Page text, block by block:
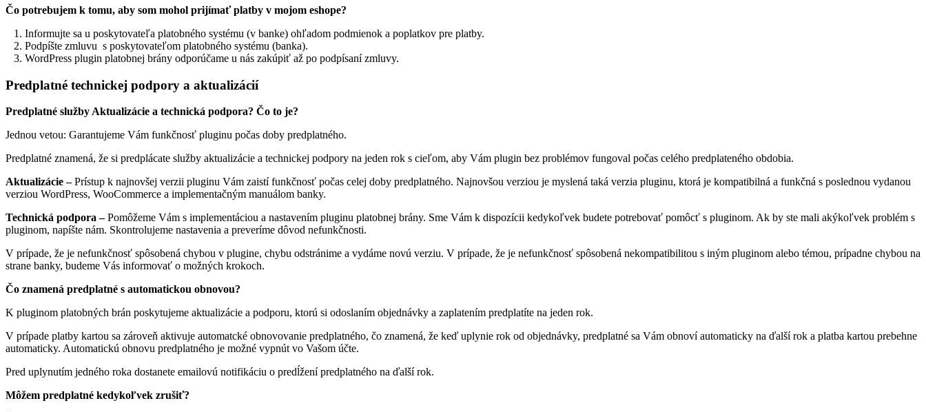
Čo potrebujem k tomu, aby som mohol prijímať platby v mojom eshope?
Informujte sa u poskytovateľa platobného systému (v banke) ohľadom podmienok a poplatkov pre platby.
Podpíšte zmluvu s poskytovateľom platobného systému (banka).
WordPress plugin platobnej brány odporúčame u nás zakúpiť až po podpísaní zmluvy.
Predplatné technickej podpory a aktualizácií
Predplatné služby Aktualizácie a technická podpora? Čo to je?
Jednou vetou: Garantujeme Vám funkčnosť pluginu počas doby predplatného.
Predplatné znamená, že si predplácate služby aktualizácie a technickej podpory na jeden rok s cieľom, aby Vám plugin bez problémov fungoval počas celého predplateného obdobia.
Aktualizácie –Prístup k najnovšej verzii pluginu Vám zaistí funkčnosť počas celej doby predplatného. Najnovšou verziou je myslená taká verzia pluginu, ktorá je kompatibilná a funkčná s poslednou vydanou
verziou WordPress, WooCommerce a implementačným manuálom banky.
Technická podpora –Pomôžeme Vám s implementáciou a nastavením pluginu platobnej brány. Sme Vám k dispozícii kedykoľvek budete potrebovať pomôcť s pluginom. Ak by ste mali akýkoľvek problém s
pluginom, napíšte nám. Skontrolujeme nastavenia a preveríme dôvod nefunkčnosti.
V prípade, že je nefunkčnosť spôsobená chybou v plugine, chybu odstránime a vydáme novú verziu. V prípade, že je nefunkčnosť spôsobená nekompatibilitou s iným pluginom alebo témou, prípadne chybou na
strane banky, budeme Vás informovať o možných krokoch.
Čo znamená predplatné s automatickou obnovou?
K pluginom platobných brán poskytujeme aktualizácie a podporu, ktorú si odoslaním objednávky a zaplatením predplatíte na jeden rok.
V prípade platby kartou sa zároveň aktivuje automatcké obnovovanie predplatného, čo znamená, že keď uplynie rok od objednávky, predplatné sa Vám obnoví automaticky na ďalší rok a platba kartou prebehne
automaticky. Automatickú obnovu predplatného je možné vypnút vo Vašom účte.
Pred uplynutím jedného roka dostanete emailovú notifikáciu o predĺžení predplatného na ďalší rok.
Môžem predplatné kedykoľvek zrušiť?